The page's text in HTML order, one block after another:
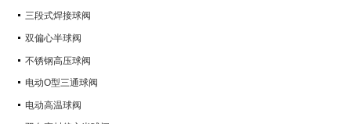
三段式焊接球阀
双偏心半球阀
不锈钢高压球阀
电动O型三通球阀
电动高温球阀